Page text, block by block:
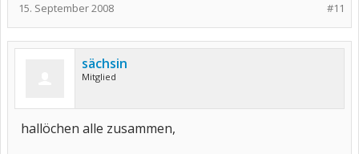
#11
15. September 2008
sächsin
Mitglied
hallöchen alle zusammen,